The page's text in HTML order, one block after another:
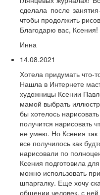
сделала после
чтобы продолжить
Благодарю вас,
Инна
14.08.2021
Хотела придумать что-
Нашла в Интернете
художницы Ксении
мамой выбрать
бы хотелось
получится нарисовать
не умею. Но Ксения
все получилось как
нарисовали по
Ксения подготовила
можно использовать
шпаргалку. Еще хочу
общении человек, с